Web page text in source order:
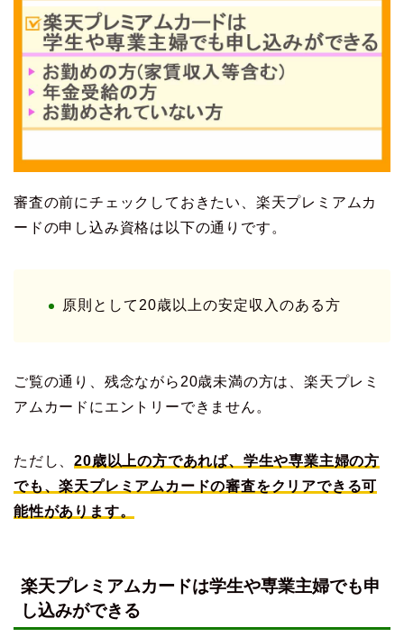
審査の前にチェックしておきたい、楽天プレミアムカ
ードの申し込み資格は以下の通りです。
原則として20歳以上の安定収入のある方
ご覧の通り、残念ながら20歳未満の方は、楽天プレミ
アムカードにエントリーできません。
ただし、20歳以上の方であれば、学生や専業主婦の方
でも、楽天プレミアムカードの審査をクリアできる可
能性があります。
楽天プレミアムカードは学生や専業主婦でも申
し込みができる